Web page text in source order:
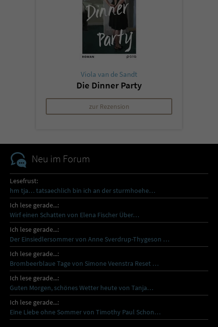
Viola van de Sandt
Die Dinner Party
zur Rezension
Neu im Forum
Lesefrust:
hm tja… tatsaechlich bin ich an der sturmhoehe…
Ich lese gerade...:
Wirf einen Schatten von Elena Fischer Über…
Ich lese gerade...:
Der Einsiedlersommer von Anne Sverdrup-Thygeson …
Ich lese gerade...:
Brombeerblaue Tage von Simone Veenstra Reset …
Ich lese gerade...:
Guten Morgen, schönes Wetter heute von Tanja…
Ich lese gerade...:
Eine Liebe ohne Sommer von Timothy Paul Schon…